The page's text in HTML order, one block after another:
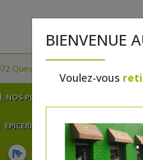
Quevaucamps
NOS PLATEAUX
EPICERIE PLATS TRAITEUR
SOINS ET HYGIÈNE DU CORPS
BIENVENUE
Voulez-vous